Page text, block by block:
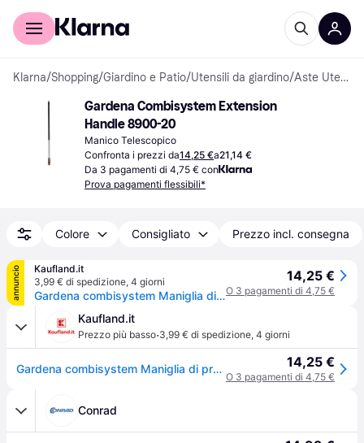
Per il tuo shopping
Klarna/Shopping/Giardino e Patio/Utensili da giardino/ Aste Utensili
Gardena Combisystem Extension
Handle 8900-20
Manico Telescopico
Confronta i prezzi da14,25 €a21,14 €
Da 3 pagamenti di 4,75 € con
Prova pagamenti flessibili*
Colore Consigliato Prezzo incl. consegna
annuncio
Kaufland.it
3,99 € di spedizione, 4 giorni
Gardena combisystem Maniglia di prolunga per piccoli attrezzi GARDENA 8900-20
14,25 €
O 3 pagamenti di 4,75 €
Kaufland.it
Prezzo più basso·3,99 € di spedizione, 4 giorni
Gardena combisystem Maniglia di prolunga per piccoli attrezzi GARDENA 8900-20 14,25 €
O 3 pagamenti di 4,75 €
Conrad